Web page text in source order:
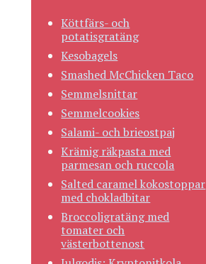
Köttfärs- och
potatisgratäng
Kesobagels
Smashed McChicken Taco
Semmelsnittar
Semmelcookies
Salami- och brieostpaj
Krämig räkpasta med
parmesan och ruccola
Salted caramel kokostoppar
med chokladbitar
Broccoligratäng med
tomater och
västerbottenost